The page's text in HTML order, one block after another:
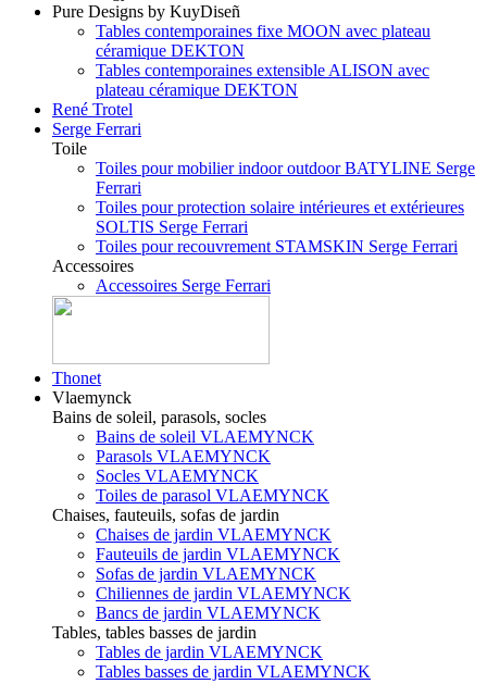
Pure Designs by KuyDiseñ
Tables contemporaines fixe MOON avec plateau
céramique DEKTON
Tables contemporaines extensible ALISON avec
plateau céramique DEKTON
René Trotel
Serge Ferrari
Toile
Toiles pour mobilier indoor outdoor BATYLINE Serge
Ferrari
Toiles pour protection solaire intérieures et extérieures
SOLTIS Serge Ferrari
Toiles pour recouvrement STAMSKIN Serge Ferrari
Accessoires
Accessoires Serge Ferrari
Thonet
Vlaemynck
Bains de soleil, parasols, socles
Bains de soleil VLAEMYNCK
Parasols VLAEMYNCK
Socles VLAEMYNCK
Toiles de parasol VLAEMYNCK
Chaises, fauteuils, sofas de jardin
Chaises de jardin VLAEMYNCK
Fauteuils de jardin VLAEMYNCK
Sofas de jardin VLAEMYNCK
Chiliennes de jardin VLAEMYNCK
Bancs de jardin VLAEMYNCK
Tables, tables basses de jardin
Tables de jardin VLAEMYNCK
Tables basses de jardin VLAEMYNCK